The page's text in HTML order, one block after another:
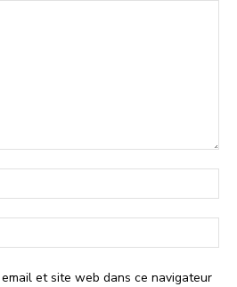
:*
:*
et site web dans ce navigateur